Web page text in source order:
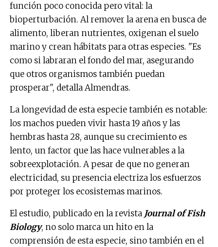
función poco conocida pero vital: la
bioperturbación. Al remover la arena en busca de
alimento, liberan nutrientes, oxigenan el suelo
marino y crean hábitats para otras especies. "Es
como si labraran el fondo del mar, asegurando
que otros organismos también puedan
prosperar", detalla Almendras.
La longevidad de esta especie también es notable:
los machos pueden vivir hasta 19 años y las
hembras hasta 28, aunque su crecimiento es
lento, un factor que las hace vulnerables a la
sobreexplotación. A pesar de que no generan
electricidad, su presencia electriza los esfuerzos
por proteger los ecosistemas marinos.
El estudio, publicado en la revista Journal of Fish
Biology, no solo marca un hito en la
comprensión de esta especie, sino también en el